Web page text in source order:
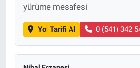
yürüme mesafesi
Yol Tarifi Al 0 (541) 342